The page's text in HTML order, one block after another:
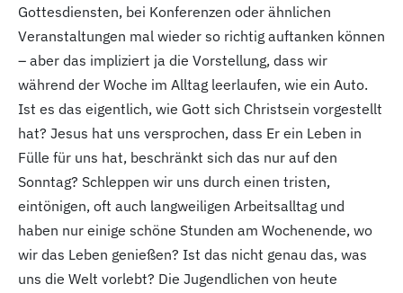
Gottesdiensten, bei Konferenzen oder ähnlichen
Veranstaltungen mal wieder so richtig auftanken können
– aber das impliziert ja die Vorstellung, dass wir
während der Woche im Alltag leerlaufen, wie ein Auto.
Ist es das eigentlich, wie Gott sich Christsein vorgestellt
hat? Jesus hat uns versprochen, dass Er ein Leben in
Fülle für uns hat, beschränkt sich das nur auf den
Sonntag? Schleppen wir uns durch einen tristen,
eintönigen, oft auch langweiligen Arbeitsalltag und
haben nur einige schöne Stunden am Wochenende, wo
wir das Leben genießen? Ist das nicht genau das, was
uns die Welt vorlebt? Die Jugendlichen von heute